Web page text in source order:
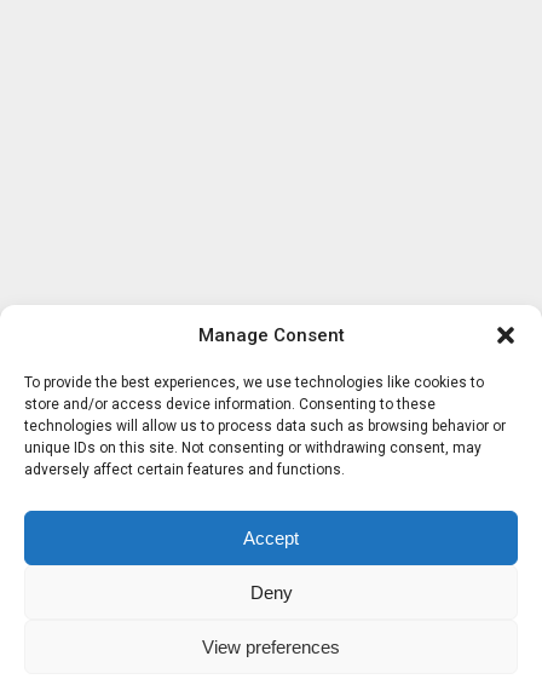
Manage Consent
To provide the best experiences, we use technologies like cookies to
store and/or access device information. Consenting to these
technologies will allow us to process data such as browsing behavior or
unique IDs on this site. Not consenting or withdrawing consent, may
adversely affect certain features and functions.
Accept
Deny
View preferences